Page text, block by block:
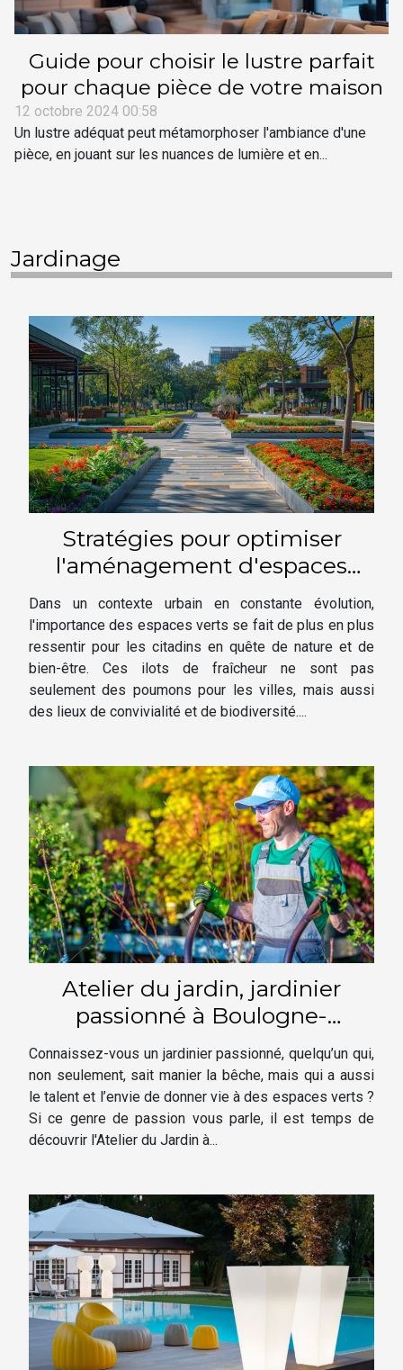
Guide pour choisir le lustre parfait
pour chaque pièce de votre maison
12 octobre 2024 00:58
Un lustre adéquat peut métamorphoser l'ambiance d'une
pièce, en jouant sur les nuances de lumière et en...
Jardinage
Stratégies pour optimiser
l'aménagement d'espaces
verts en milieu urbain
Dans un contexte urbain en constante évolution,
l'importance des espaces verts se fait de plus en plus
ressentir pour les citadins en quête de nature et de
bien-être. Ces ilots de fraîcheur ne sont pas
seulement des poumons pour les villes, mais aussi
des lieux de convivialité et de biodiversité....
Atelier du jardin, jardinier
passionné à Boulogne-
Billancourt
Connaissez-vous un jardinier passionné, quelqu’un qui,
non seulement, sait manier la bêche, mais qui a aussi
le talent et l’envie de donner vie à des espaces verts ?
Si ce genre de passion vous parle, il est temps de
découvrir l'Atelier du Jardin à...